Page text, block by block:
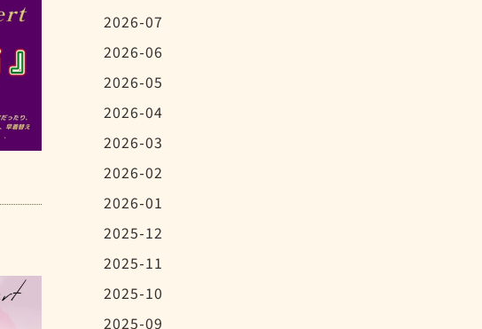
2026-07
2026-06
2026-05
2026-04
2026-03
2026-02
2026-01
2025-12
2025-11
2025-10
2025-09